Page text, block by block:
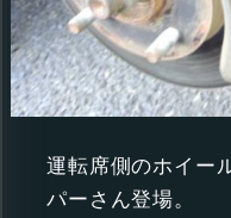
運転席側のホイー
パーさん登場。